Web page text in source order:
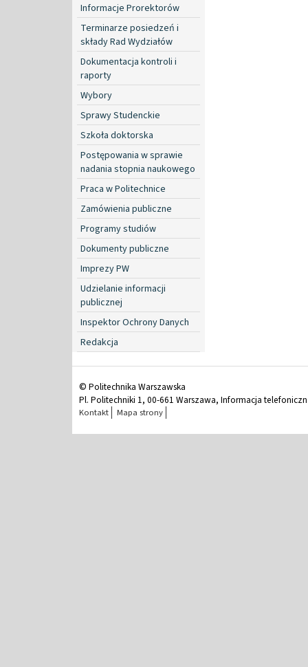
Informacje Prorektorów
Terminarze posiedzeń i
składy Rad Wydziałów
Dokumentacja kontroli i
raporty
Wybory
Sprawy Studenckie
Szkoła doktorska
Postępowania w sprawie
nadania stopnia naukowego
Praca w Politechnice
Zamówienia publiczne
Programy studiów
Dokumenty publiczne
Imprezy PW
Udzielanie informacji
publicznej
Inspektor Ochrony Danych
Redakcja
© Politechnika Warszawska
Pl. Politechniki 1, 00-661 Warszawa, Informacja
Kontakt Mapa strony